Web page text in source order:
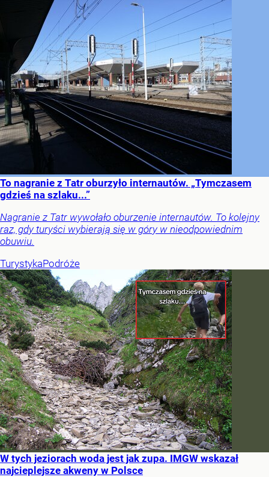
To nagranie z Tatr oburzyło internautów. „Tymczasem
gdzieś na szlaku...”
Nagranie z Tatr wywołało oburzenie internautów. To kolejny
raz, gdy turyści wybierają się w góry w nieodpowiednim
obuwiu.
TurystykaPodróże
W tych jeziorach woda jest jak zupa. IMGW wskazał
najcieplejsze akweny w Polsce